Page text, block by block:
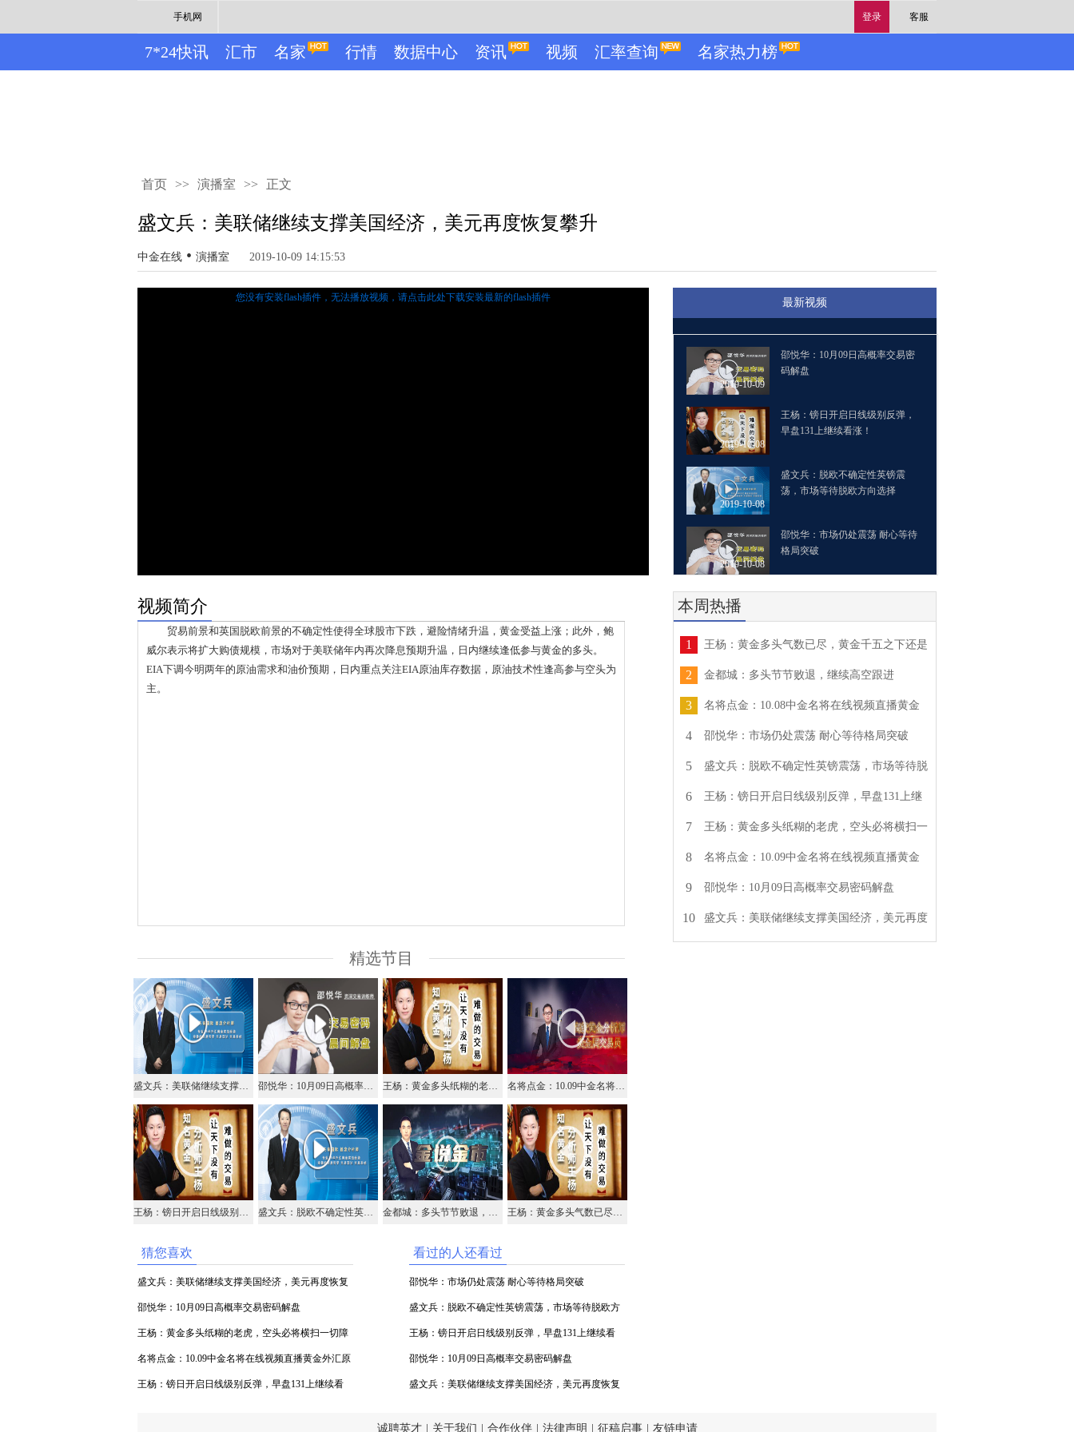
登录 客服
手机网
7*24快讯 汇市 名家 行情 数据中心 资讯 视频 汇率查询 名家热力榜
首页 >> 演播室 >> 正文
盛文兵：美联储继续支撑美国经济，美元再度恢复攀升
中金在线 • 演播室 2019-10-09 14:15:53
您没有安装flash插件，无法播放视频， 请点击此处下载安装最新的flash插件 最新视频
2019-10-09
邵悦华：10月09日高概率交易密
码解盘
2019-10-08
王杨：镑日开启日线级别反弹，
早盘131上继续看涨！
2019-10-08
盛文兵：脱欧不确定性英镑震
荡，市场等待脱欧方向选择
2019-10-08
邵悦华：市场仍处震荡 耐心等待
格局突破
视频简介
贸易前景和英国脱欧前景的不确定性使得全球股市下跌，避险情绪升温，黄金受益上涨；此外，鲍
威尔表示将扩大购债规模，市场对于美联储年内再次降息预期升温，日内继续逢低参与黄金的多头。
EIA下调今明两年的原油需求和油价预期，日内重点关注EIA原油库存数据，原油技术性逢高参与空头为
主。
精选节目
盛文兵：美联储继续支撑美国经济，美元再度恢复攀升 邵悦华：10月09日高概率交易密码解盘 王杨：黄金多头纸糊的老虎，空头必将横扫一切障碍！ 名将点金：10.09中金名将在线视频直播黄金外汇原油
王杨：镑日开启日线级别反弹，早盘131上继续看涨！ 盛文兵：脱欧不确定性英镑震荡，市场等待脱欧方向选择 金都城：多头节节败退，继续高空跟进 王杨：黄金多头气数已尽，黄金千五之下还是空！
猜您喜欢
盛文兵：美联储继续支撑美国经济，美元再度恢复
攀升
邵悦华：10月09日高概率交易密码解盘
王杨：黄金多头纸糊的老虎，空头必将横扫一切障
碍！
名将点金：10.09中金名将在线视频直播黄金外汇原
油
王杨：镑日开启日线级别反弹，早盘131上继续看
看过的人还看过
邵悦华：市场仍处震荡 耐心等待格局突破
盛文兵：脱欧不确定性英镑震荡，市场等待脱欧方
向选择
王杨：镑日开启日线级别反弹，早盘131上继续看
涨！
邵悦华：10月09日高概率交易密码解盘
盛文兵：美联储继续支撑美国经济，美元再度恢复
本周热播
1 王杨：黄金多头气数已尽，黄金千五之下还是
2 金都城：多头节节败退，继续高空跟进
3 名将点金：10.08中金名将在线视频直播黄金
4 邵悦华：市场仍处震荡 耐心等待格局突破
5 盛文兵：脱欧不确定性英镑震荡，市场等待脱
6 王杨：镑日开启日线级别反弹，早盘131上继
7 王杨：黄金多头纸糊的老虎，空头必将横扫一
8 名将点金：10.09中金名将在线视频直播黄金
9 邵悦华：10月09日高概率交易密码解盘
10 盛文兵：美联储继续支撑美国经济，美元再度
诚聘英才 关于我们 合作伙伴 法律声明 征稿启事 友链申请